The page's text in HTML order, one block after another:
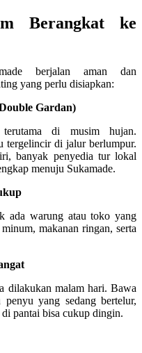
Berangkat ke
berjalan aman dan
yang perlu disiapkan:
Gardan)
di musim hujan.
tergelincir di jalur berlumpur.
banyak penyedia tur lokal
menuju Sukamade.
ada warung atau toko yang
makanan ringan, serta
dilakukan malam hari. Bawa
yang sedang bertelur,
di pantai bisa cukup dingin.